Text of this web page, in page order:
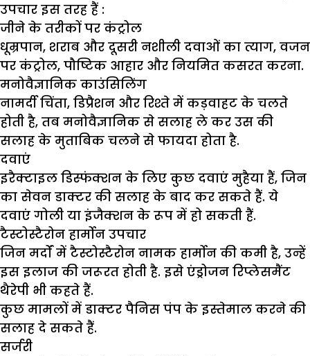
उपचार इस तरह हैं :
जीने के तरीकों पर कंट्रोल
धूम्रपान, शराब और दूसरी नशीली दवाओं का त्याग, वजन
पर कंट्रोल, पौष्टिक आहार और नियमित कसरत करना.
मनोवैज्ञानिक काउंसिलिंग
नामर्दी चिंता, डिप्रैशन और रिश्ते में कड़वाहट के चलते
होती है, तब मनोवैज्ञानिक से सलाह ले कर उस की
सलाह के मुताबिक चलने से फायदा होता है.
दवाएं
इरैक्टाइल डिस्फंक्शन के लिए कुछ दवाएं मुहैया हैं, जिन
का सेवन डाक्टर की सलाह के बाद कर सकते हैं. ये
दवाएं गोली या इंजैक्शन के रूप में हो सकती हैं.
टैस्टोस्टैरोन हार्मोन उपचार
जिन मर्दों में टैस्टोस्टैरोन नामक हार्मोन की कमी है, उन्हें
इस इलाज की जरूरत होती है. इसे एंड्रोजन रिप्लेसमैंट
थैरेपी भी कहते हैं.
कुछ मामलों में डाक्टर पैनिस पंप के इस्तेमाल करने की
सलाह दे सकते हैं.
सर्जरी